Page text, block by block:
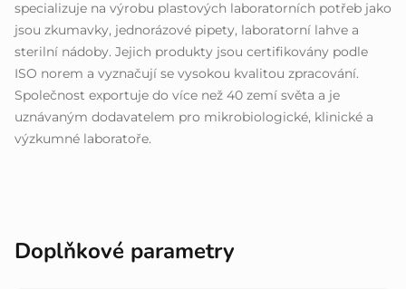
specializuje na výrobu plastových laboratorních potřeb jako
jsou zkumavky, jednorázové pipety, laboratorní lahve a
sterilní nádoby. Jejich produkty jsou certifikovány podle
ISO norem a vyznačují se vysokou kvalitou zpracování.
Společnost exportuje do více než 40 zemí světa a je
uznávaným dodavatelem pro mikrobiologické, klinické a
výzkumné laboratoře.
Doplňkové parametry